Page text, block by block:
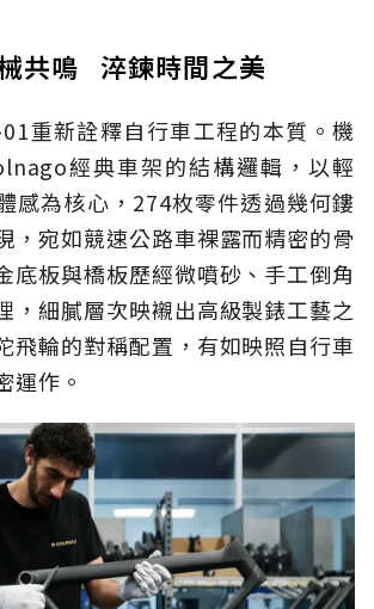
共鳴 淬鍊時間之美
重新詮釋自行車工程的本質。機
經典車架的結構邏輯，以輕
感為核心，274枚零件透過幾何鏤
，宛如競速公路車裸露而精密的骨
底板與橋板歷經微噴砂、手工倒角
，細膩層次映襯出高級製錶工藝之
飛輪的對稱配置，有如映照自行車
運作。